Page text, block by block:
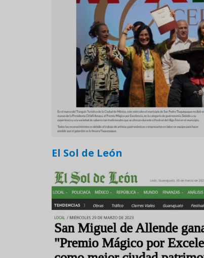
El Sol de León